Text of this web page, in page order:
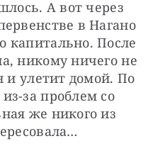
А вот через
в Нагано
капитально. После
никому ничего не
и улетит домой. По
за проблем со
же никого из